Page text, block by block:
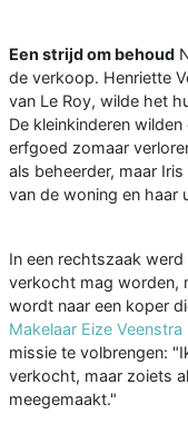
Een strijd om behoud
de verkoop. Henriette
van Le Roy, wilde het
De kleinkinderen
erfgoed zomaar
als beheerder, maar
van de woning en haar
In een rechtszaak
verkocht mag worden,
wordt naar een koper
Makelaar Eize Veenstra
missie te volbrengen:
verkocht, maar zoiets
meegemaakt."